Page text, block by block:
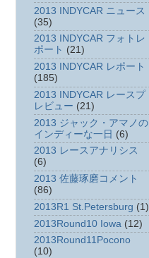
2013 INDYCAR ニュース
(35)
2013 INDYCAR フォトレ
ポート (21)
2013 INDYCAR レポート
(185)
2013 INDYCAR レースプ
レビュー (21)
2013 ジャック・アマノの
インディーな一日 (6)
2013 レースアナリシス
(6)
2013 佐藤琢磨コメント
(86)
2013R1 St.Petersburg (1)
2013Round10 Iowa (12)
2013Round11Pocono
(10)